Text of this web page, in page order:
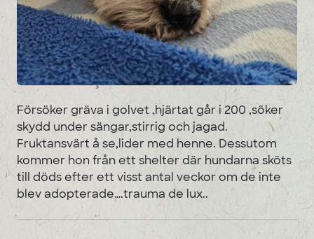
Försöker gräva i golvet ,hjärtat går i 200 ,söker
skydd under sängar,stirrig och jagad.
Fruktansvärt å se,lider med henne. Dessutom
kommer hon från ett shelter där hundarna sköts
till döds efter ett visst antal veckor om de inte
blev adopterade….trauma de lux..